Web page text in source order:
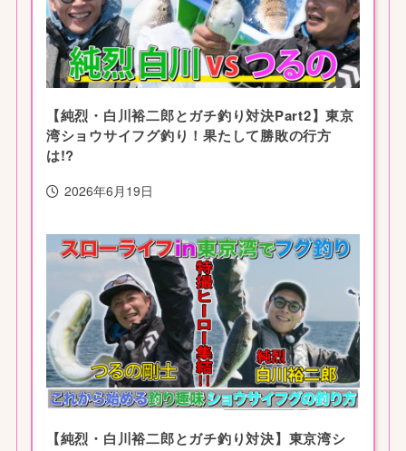
【純烈・白川裕二郎とガチ釣り対決Part2】東京
湾ショウサイフグ釣り！果たして勝敗の行方
は!?
2026年6月19日
【純烈・白川裕二郎とガチ釣り対決】東京湾シ